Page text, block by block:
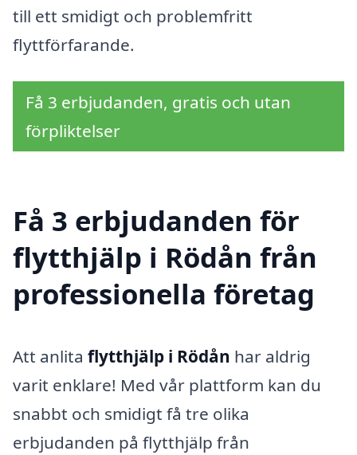
till ett smidigt och problemfritt
flyttförfarande.
Få 3 erbjudanden, gratis och utan
förpliktelser
Få 3 erbjudanden för
flytthjälp i Rödån från
professionella företag
Att anlita flytthjälp i Rödån har aldrig
varit enklare! Med vår plattform kan du
snabbt och smidigt få tre olika
erbjudanden på flytthjälp från